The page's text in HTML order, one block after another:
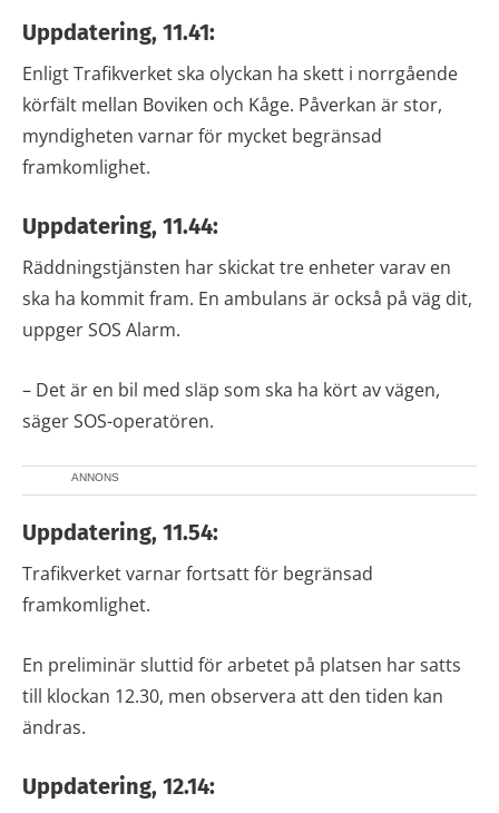
Uppdatering, 11.41:
Enligt Trafikverket ska olyckan ha skett i norrgående
körfält mellan Boviken och Kåge. Påverkan är stor,
myndigheten varnar för mycket begränsad
framkomlighet.
Uppdatering, 11.44:
Räddningstjänsten har skickat tre enheter varav en
ska ha kommit fram. En ambulans är också på väg dit,
uppger SOS Alarm.
– Det är en bil med släp som ska ha kört av vägen,
säger SOS-operatören.
ANNONS
Uppdatering, 11.54:
Trafikverket varnar fortsatt för begränsad
framkomlighet.
En preliminär sluttid för arbetet på platsen har satts
till klockan 12.30, men observera att den tiden kan
ändras.
Uppdatering, 12.14: